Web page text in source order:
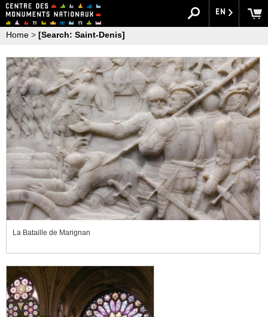
EN
Home > [Search: Saint-Denis]
La Bataille de Marignan